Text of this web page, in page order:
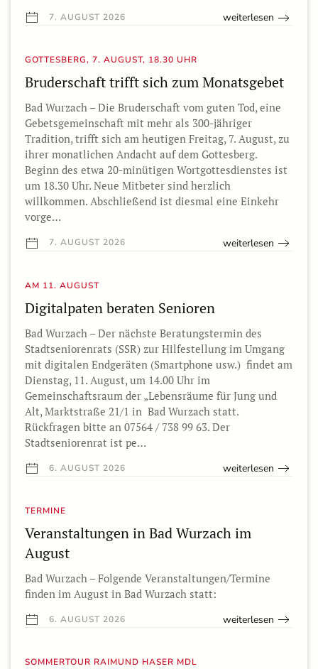
7. AUGUST 2026 weiterlesen
GOTTESBERG, 7. AUGUST, 18.30 UHR
Bruderschaft trifft sich zum Monatsgebet
Bad Wurzach – Die Bruderschaft vom guten Tod, eine
Gebetsgemeinschaft mit mehr als 300-jähriger
Tradition, trifft sich am heutigen Freitag, 7. August, zu
ihrer monatlichen Andacht auf dem Gottesberg.
Beginn des etwa 20-minütigen Wortgottesdienstes ist
um 18.30 Uhr. Neue Mitbeter sind herzlich
willkommen. Abschließend ist diesmal eine Einkehr
vorge…
7. AUGUST 2026 weiterlesen
AM 11. AUGUST
Digitalpaten beraten Senioren
Bad Wurzach – Der nächste Beratungstermin des
Stadtseniorenrats (SSR) zur Hilfestellung im Umgang
mit digitalen Endgeräten (Smartphone usw.) findet am
Dienstag, 11. August, um 14.00 Uhr im
Gemeinschaftsraum der „Lebensräume für Jung und
Alt, Marktstraße 21/1 in Bad Wurzach statt.
Rückfragen bitte an 07564 / 738 99 63. Der
Stadtseniorenrat ist pe…
6. AUGUST 2026 weiterlesen
TERMINE
Veranstaltungen in Bad Wurzach im
August
Bad Wurzach – Folgende Veranstaltungen/Termine
finden im August in Bad Wurzach statt:
6. AUGUST 2026 weiterlesen
SOMMERTOUR RAIMUND HASER MDL